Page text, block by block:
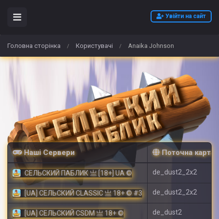
Увійти на сайт
Головна сторінка / Користувачі / Anaika Johnson
Наші Сервери Поточна карта
СЕЛЬСКИЙ ПАБЛИК 亗 [18+] UA © de_dust2_2x2
[UA] СЕЛЬСКИЙ CLASSIC 亗 18+ © #3 de_dust2_2x2
[UA] СЕЛЬСКИЙ CSDM 亗 18+ © de_dust2